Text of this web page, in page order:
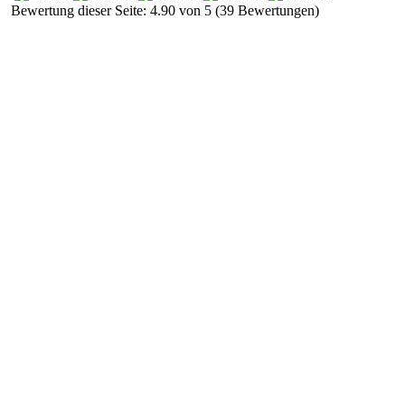
Bewertung dieser Seite: 4.90 von 5 (39 Bewertungen)